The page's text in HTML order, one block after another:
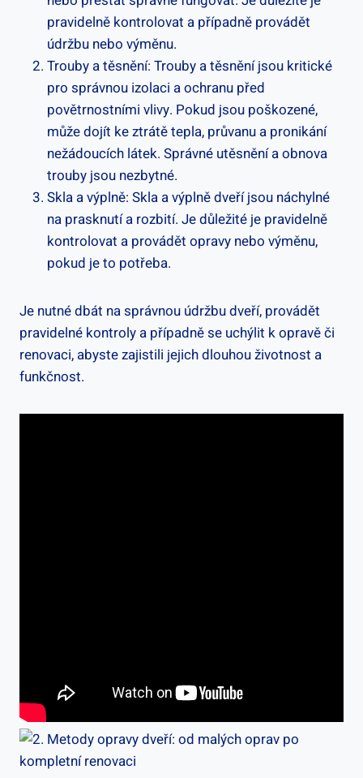
pravidelně kontrolovat a případně provádět
údržbu nebo výměnu.
Trouby a těsnění: Trouby a těsnění jsou kritické
pro správnou izolaci a ochranu před
povětrnostními vlivy. Pokud jsou poškozené,
může dojít ke ztrátě tepla, průvanu a pronikání
nežádoucích látek. Správné utěsnění a obnova
trouby jsou nezbytné.
Skla a výplně: Skla a výplně dveří jsou náchylné
na prasknutí a rozbití. Je důležité je pravidelně
kontrolovat a provádět opravy nebo výměnu,
pokud je to potřeba.
Je nutné dbát na správnou údržbu dveří, provádět
pravidelné kontroly a případně se uchýlit k opravě či
renovaci, abyste zajistili jejich dlouhou životnost a
funkčnost.